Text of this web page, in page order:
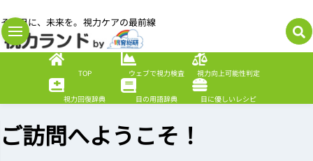
その目に、未来を。視力ケアの最前線
TOP ウェブで視力検査 視力向上可能性判定
視力回復辞典 目の用語辞典 目に優しいレシピ
ご訪問へようこそ！